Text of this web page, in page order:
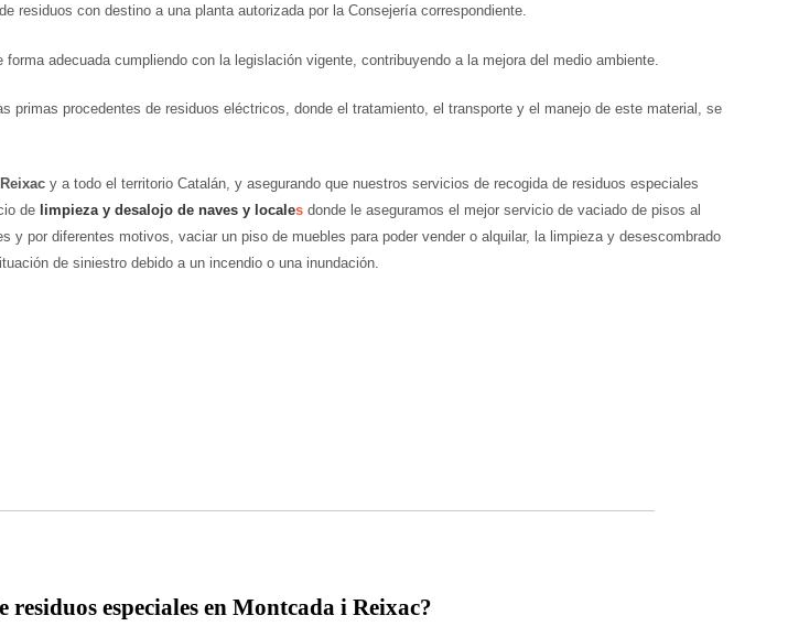
con destino a una planta autorizada por la Consejería correspondiente.
adecuada cumpliendo con la legislación vigente, contribuyendo a la mejora del medio ambiente.
procedentes de residuos eléctricos, donde el tratamiento, el transporte y el manejo de este material, se
y a todo el territorio Catalán, y asegurando que nuestros servicios de recogida de residuos especiales
de limpieza y desalojo de naves y locales donde le aseguramos el mejor servicio de vaciado de pisos al
por diferentes motivos, vaciar un piso de muebles para poder vender o alquilar, la limpieza y desescombrado
de siniestro debido a un incendio o una inundación.
residuos especiales en Montcada i Reixac?